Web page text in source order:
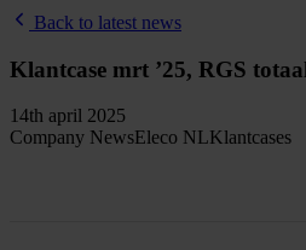
Back to latest news
Klantcase mrt ’25, RGS
14th april 2025
Company NewsEleco NLKlantcases